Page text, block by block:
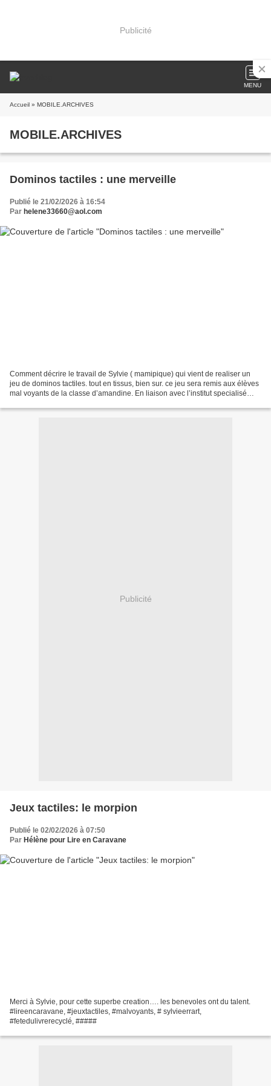
Publicité
MENU
Accueil » MOBILE.ARCHIVES
MOBILE.ARCHIVES
Dominos tactiles : une merveille
Publié le 21/02/2026 à 16:54
Par helene33660@aol.com
Comment décrire le travail de Sylvie ( mamipique) qui vient de realiser un
jeu de dominos tactiles. tout en tissus, bien sur. ce jeu sera remis aux élèves
mal voyants de la classe d’amandine. En liaison avec l’institut specialisé
Publicité
Jeux tactiles: le morpion
Publié le 02/02/2026 à 07:50
Par Hélène pour Lire en Caravane
Merci à Sylvie, pour cette superbe creation…. les benevoles ont du talent.
#lireencaravane, #jeuxtactiles, #malvoyants, # sylvieerrart,
#fetedulivrerecyclé, #####